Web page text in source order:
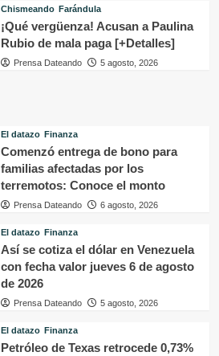
Chismeando Farándula
¡Qué vergüenza! Acusan a Paulina
Rubio de mala paga [+Detalles]
Prensa Dateando 5 agosto, 2026
El datazo Finanza
Comenzó entrega de bono para
familias afectadas por los
terremotos: Conoce el monto
Prensa Dateando 6 agosto, 2026
El datazo Finanza
Así se cotiza el dólar en Venezuela
con fecha valor jueves 6 de agosto
de 2026
Prensa Dateando 5 agosto, 2026
El datazo Finanza
Petróleo de Texas retrocede 0,73%